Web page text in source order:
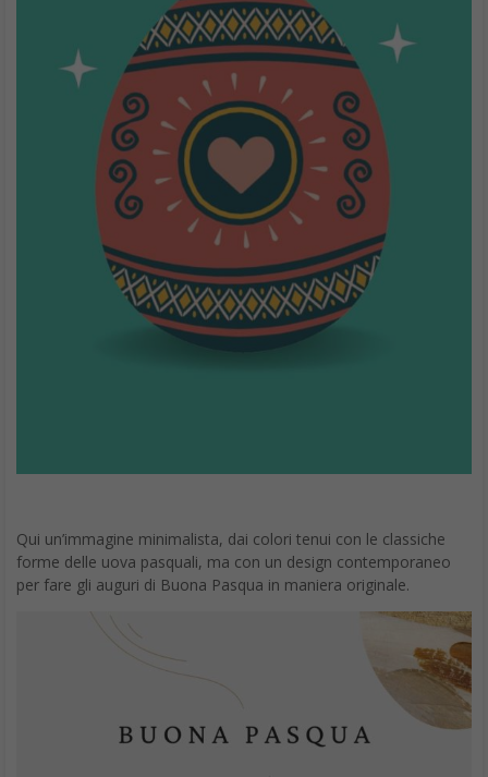
Qui un’immagine minimalista, dai colori tenui con le classiche
forme delle uova pasquali, ma con un design contemporaneo
per fare gli auguri di Buona Pasqua in maniera originale.